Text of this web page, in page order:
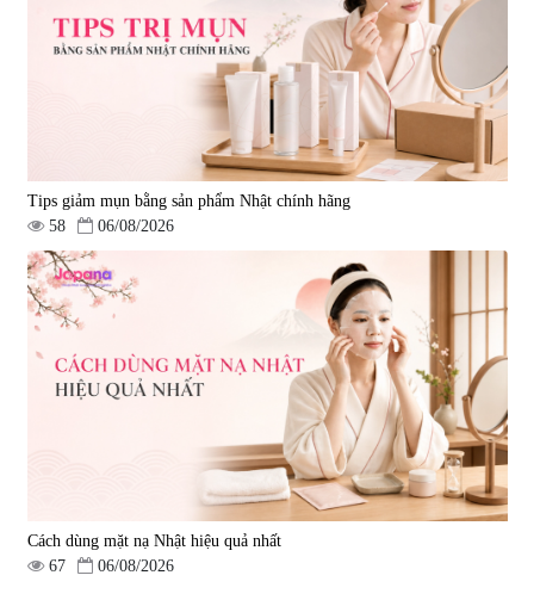
Tips giảm mụn bằng sản phẩm Nhật chính hãng
58
06/08/2026
Cách dùng mặt nạ Nhật hiệu quả nhất
67
06/08/2026